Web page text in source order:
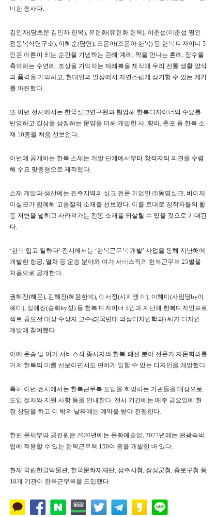
비한 행사다.
김인자(당초문 김인자 한복), 유현화(유현화 한복), 이춘섭(이춘섭 명인
전통복식연구소), 이혜순(담연), 조은아(조은아 한복) 등 한복 디자이너 5
인은 어른이 되는 순간을 기념하는 관례·계례, 짝을 만나는 혼례, 장수를
축하하는 수연례, 조상을 기억하는 제례복을 제작해 우리 전통 생활 양식
의 품격을 기억하고, 현대인의 일상에서 자연스럽게 상기할 수 있는 계기
를 마련했다.
또 이번 전시에서는 한국실크연구원과 협업해 한복디자이너의 수요를
반영하고 길상을 상징하는 문양을 더해 개발한 사, 항라, 춘포 등 한복 소
재 10종을 처음 선보인다.
이번에 공개하는 한복 소재는 개발 단계에서부터 창작자의 의견을 수렴
해 수요 맞춤형으로 제작했다.
소재 개발과 생산에는 진주지역의 실크 전문 기업인 ㈜동명실크, 비이제
이실크가 함께해 고품질의 소재를 선보였다. 이를 토대로 창작자들의 활
동 저변을 넓히고 사라져가는 전통 소재를 되살릴 수 있을 것으로 기대된
다.
‘한복 입고 일하다’ 전시에서는 ‘한복근무복 개발’ 사업을 통해 지난해에
개발한 항공, 열차 등 운송 분야와 여가 서비스직의 한복근무복 25벌을
처음으로 공개한다.
권혜진(혜온), 김혜진(혜윰한복), 이서정(시지엔 이), 이혜미(사임당by이
혜미), 정혜진(송화by정) 등 한복 디자이너 5인과 지난해 한복디자인프로
젝트 공모전 대상 수상자 고수경(국민대 의상디자인학과) 씨가 디자인
개발에 참여했다.
이에 운송 및 여가 서비스직 종사자와 한복·패션 분야 전문가 자문회의를
거쳐 한복의 미를 선보이면서도 편하게 일할 수 있는 디자인을 개발했다.
특히 이번 전시에서는 한복근무복 도입을 희망하는 기관들을 대상으로
도입 절차와 지원 사항 등을 안내한다. 전시 기간에는 매주 금요일에 현
장 상담을 하고 이 밖의 날짜에는 예약을 받아 진행한다.
한편 문체부와 공진원은 2020년에는 문화예술업, 2021년에는 관광숙박
업에 적용할 수 있는 한복근무복 150여 종을 개발한 바 있다.
현재 국립한글박물관, 한국문화재재단, 상주시청, 장성군청, 종로구청 등
18개 기관이 한복근무복을 도입했다.